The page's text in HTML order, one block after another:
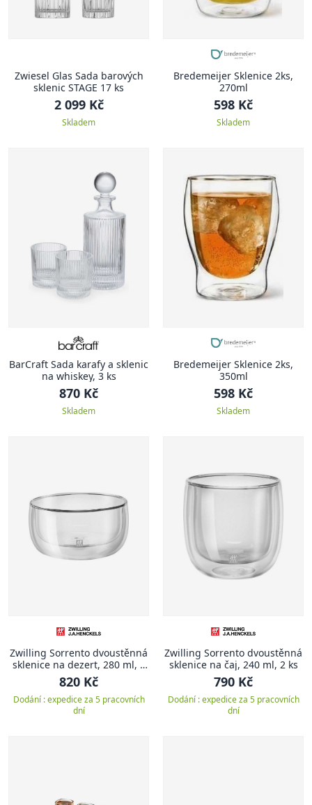
Zwiesel Glas Sada barových
sklenic STAGE 17 ks
2 099 Kč
Skladem
Bredemeijer Sklenice 2ks,
270ml
598 Kč
Skladem
BarCraft Sada karafy a sklenic
na whiskey, 3 ks
870 Kč
Skladem
Bredemeijer Sklenice 2ks,
350ml
598 Kč
Skladem
Zwilling Sorrento dvoustěnná
sklenice na dezert, 280 ml, 2
ks
820 Kč
Dodání : expedice za 5 pracovních
dní
Zwilling Sorrento dvoustěnná
sklenice na čaj, 240 ml, 2 ks
790 Kč
Dodání : expedice za 5 pracovních
dní